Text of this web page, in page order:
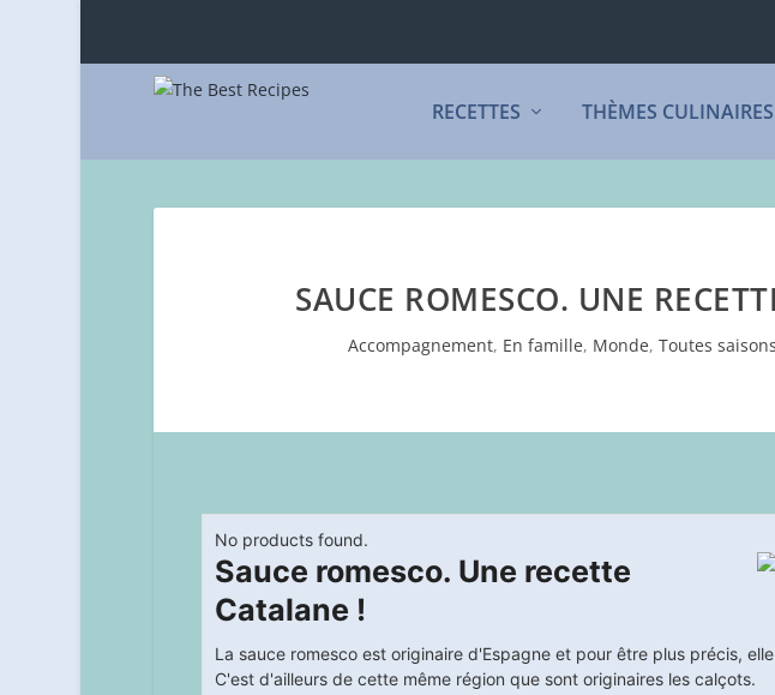
RECETTES THÈMES CULINAIRES
SAUCE ROMESCO. UNE
Accompagnement, En famille, Monde, Toutes saisons
No products found.
Sauce romesco. Une recette
Catalane !
La sauce romesco est originaire d'Espagne et pour être plus précis,
C'est d'ailleurs de cette même région que sont originaires les calçots.